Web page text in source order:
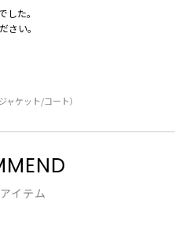
した。
さい。
ャケット/コート）
イテム